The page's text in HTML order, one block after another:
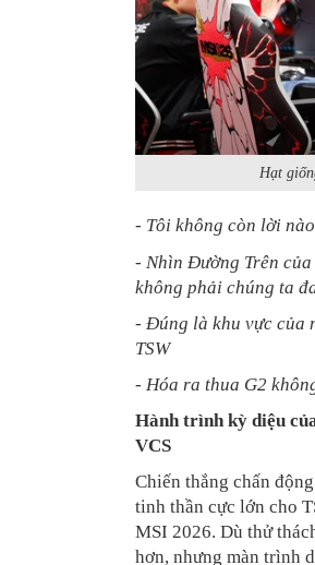
Hạt
- Tôi không còn lời
- Nhìn Đường Trên
không phải chúng ta
- Đúng là khu vực của
TSW
- Hóa ra thua G2
Hành trình kỳ diệu
VCS
Chiến thắng chấn
tinh thần cực lớn cho
MSI 2026. Dù thử
hơn, nhưng màn trình